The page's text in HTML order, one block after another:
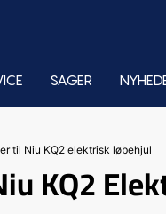
SAGER
til Niu KQ2 elektrisk løbehjul
KQ2